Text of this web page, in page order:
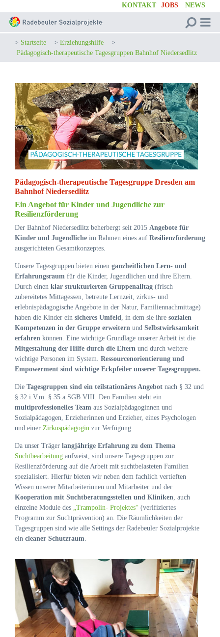
KONTAKT JOBS NEWS
> Startseite > Erziehungshilfe
>
Pädagogisch-therapeutische Tagesgruppen Bahnhof Niedersedlitz
Pädagogisch-therapeutische Tagesgruppe Dresden am
Bahnhof Niedersedlitz
Ein Angebot für Kinder und Jugendliche zur
Resilienzförderung
Der Bahnhof Niedersedlitz beherbergt seit 2015 Angebote für
Kinder und Jugendliche im Rahmen eines auf Resilienzförderung
ausgerichteten Gesamtkonzeptes.
Unsere Tagesgruppen bieten einen ganzheitlichen Lern- und
Erfahrungsraum für die Kinder, Jugendlichen und ihre Eltern.
Durch einen klar strukturierten Gruppenalltag (frisch
zubereitetes Mittagessen, betreute Lernzeit, zirkus- und
erlebnispädagogische Angebote in der Natur, Familiennachmittage)
haben die Kinder ein sicheres Umfeld, in dem sie ihre sozialen
Kompetenzen in der Gruppe erweitern und Selbstwirksamkeit
erfahren können. Eine wichtige Grundlage unserer Arbeit ist die
Mitgestaltung der Hilfe durch die Eltern und durch weitere
wichtige Personen im System. Ressourcenorientierung und
Empowerment sind wichtige Eckpfeiler unserer Tagesgruppen.
Die Tagesgruppen sind ein teilstationäres Angebot nach § 32 und
§ 32 i.V.m. § 35 a SGB VIII. Den Familien steht ein
multiprofessionelles Team aus Sozialpädagoginnen und
Sozialpädagogen, Erzieherinnen und Erzieher, eines Psychologen
und einer Zirkuspädagogin zur Verfügung.
Da unser Träger langjährige Erfahrung zu dem Thema
Suchtbearbeitung aufweist, sind unsere Tagesgruppen zur
Resilienzförderung auf die Arbeit mit suchtbelasteten Familien
spezialisiert. Hierfür bieten wir neben dem fachlich vertieften
Wissen unserer Mitarbeiterinnen und Mitarbeiter und der
Kooperation mit Suchtberatungsstellen und Kliniken, auch
einzelne Module des „Trampolin- Projektes“ (verifiziertes
Programm zur Suchtprävention) an. Die Räumlichkeiten der
Tagesgruppen sind wie alle Settings der Radebeuler Sozialprojekte
ein cleaner Schutzraum.